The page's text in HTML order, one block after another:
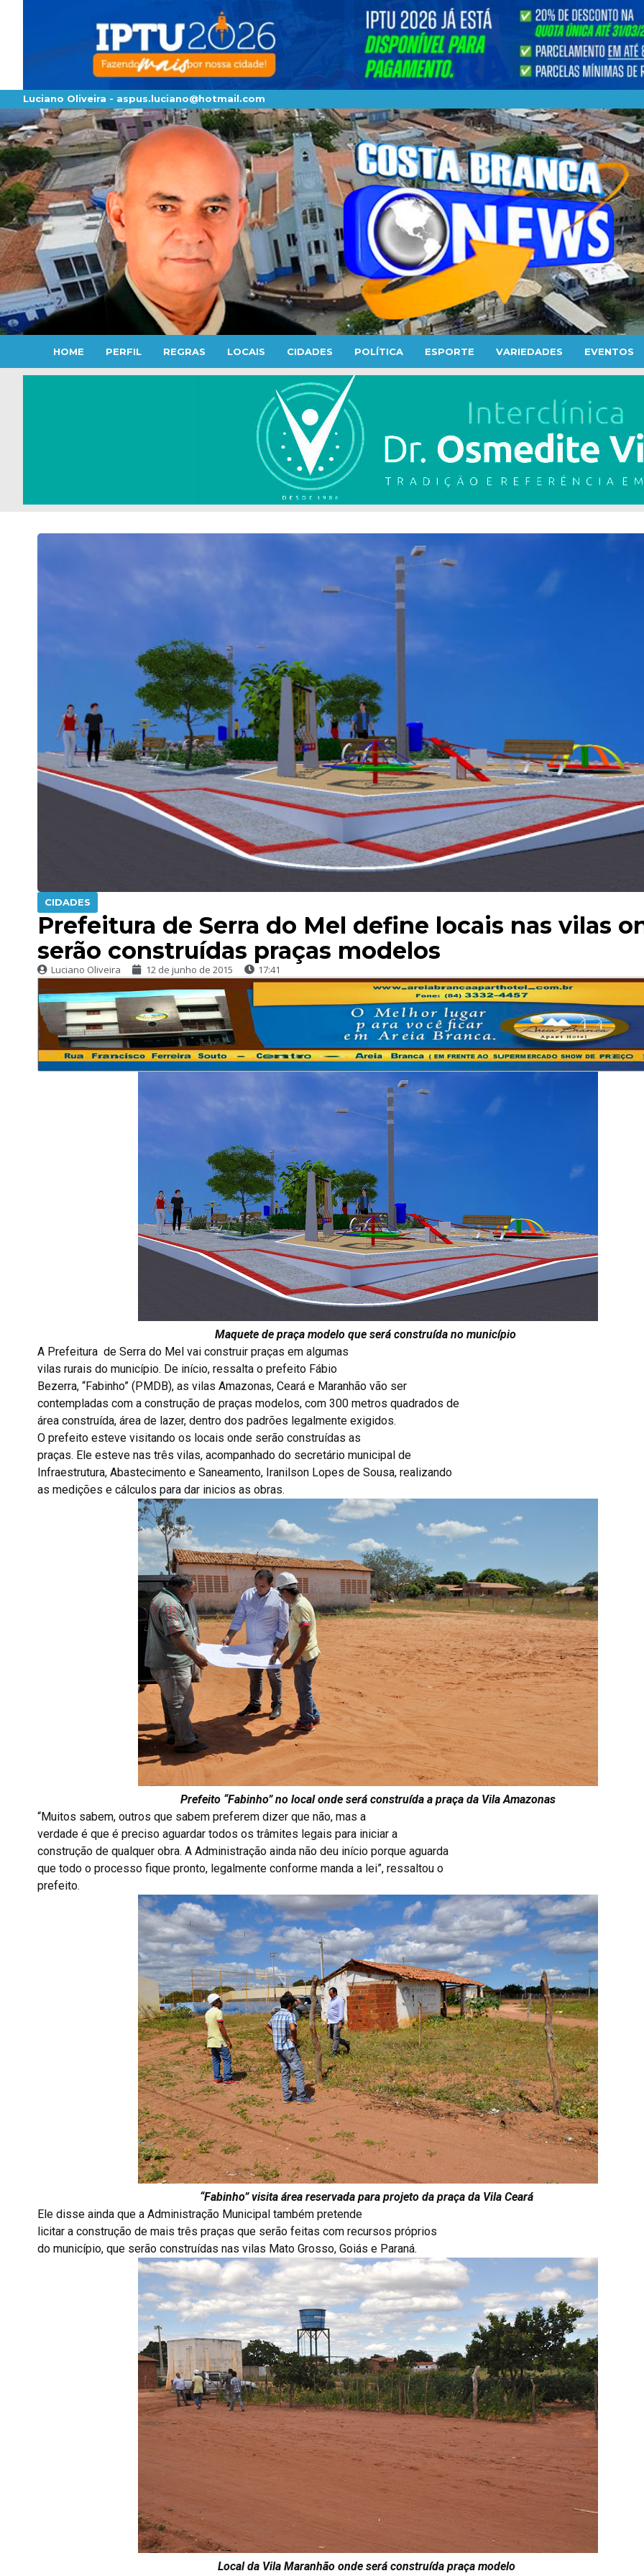
Luciano Oliveira - aspus.luciano@hotmail.com
HOME PERFIL REGRAS LOCAIS CIDADES POLÍTICA ESPORTE VARIEDADES EVENTOS
CIDADES
Prefeitura de Serra do Mel define locais nas vilas
serão construídas praças modelos
Luciano Oliveira 12 de junho de 2015 17:41
Maquete de praça modelo que será construída no município
A Prefeitura de Serra do Mel vai construir praças em algumas
vilas rurais do município. De início, ressalta o prefeito Fábio
Bezerra, “Fabinho” (PMDB), as vilas Amazonas, Ceará e Maranhão vão ser
contempladas com a construção de praças modelos, com 300 metros quadrados de
área construída, área de lazer, dentro dos padrões legalmente exigidos.
O prefeito esteve visitando os locais onde serão construídas as
praças. Ele esteve nas três vilas, acompanhado do secretário municipal de
Infraestrutura, Abastecimento e Saneamento, Iranilson Lopes de Sousa, realizando
as medições e cálculos para dar inicios as obras.
Prefeito “Fabinho” no local onde será construída a praça da Vila Amazonas
“Muitos sabem, outros que sabem preferem dizer que não, mas a
verdade é que é preciso aguardar todos os trâmites legais para iniciar a
construção de qualquer obra. A Administração ainda não deu início porque aguarda
que todo o processo fique pronto, legalmente conforme manda a lei”, ressaltou o
prefeito.
“Fabinho” visita área reservada para projeto da praça da Vila Ceará
Ele disse ainda que a Administração Municipal também pretende
licitar a construção de mais três praças que serão feitas com recursos próprios
do município, que serão construídas nas vilas Mato Grosso, Goiás e Paraná.
Local da Vila Maranhão onde será construída praça modelo